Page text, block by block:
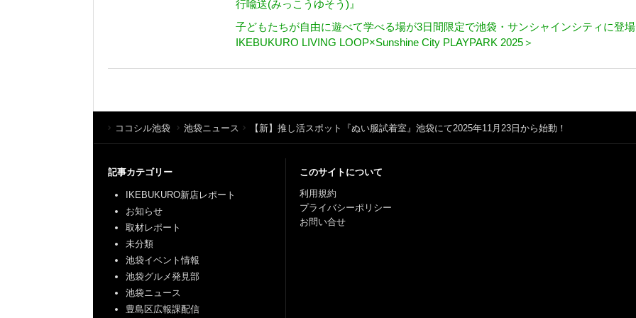
行喩送(みっこうゆそう)』
子どもたちが自由に遊べて学べる場が3日間限定で池袋・サンシャインシティに登場
IKEBUKURO LIVING LOOP×Sunshine City PLAYPARK 2025＞
ココシル池袋 池袋ニュース 【新】推し活スポット『ぬい服試着室』池袋にて2025年11月23日から始動！
記事カテゴリー
IKEBUKURO新店レポート
お知らせ
取材レポート
未分類
池袋イベント情報
池袋グルメ発見部
池袋ニュース
豊島区広報課配信
このサイトについて
利用規約
プライバシーポリシー
お問い合せ